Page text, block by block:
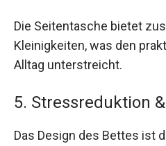
Die Seitentasche bietet
Kleinigkeiten, was den
Alltag unterstreicht.
5. Stressreduktion
Das Design des Bettes ist